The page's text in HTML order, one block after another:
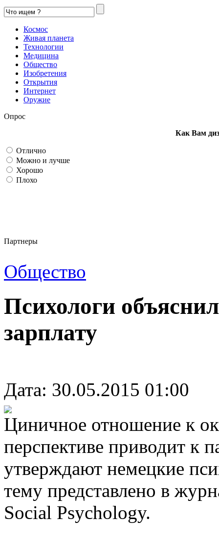
Космос
Живая планета
Технологии
Медицина
Общество
Изобретения
Открытия
Интернет
Оружие
Опрос
Как Вам
Отлично
Можно и лучше
Хорошо
Плохо
Партнеры
Общество
Психологи
зарплату
Дата: 30.05.2015 01:00
Циничное отношение к
перспективе приводит к
утверждают немецкие
тему представлено в
Social Psychology.